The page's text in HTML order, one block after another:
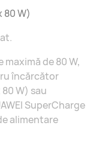
80 W)
de 80 W,
încărcător
W) sau
SuperCharge
alimentare